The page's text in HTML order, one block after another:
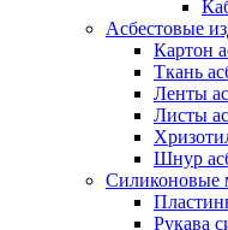
Асбестовые
Картон
Ткань
Ленты
Листы
Шнур
Силиконовые
Рукава